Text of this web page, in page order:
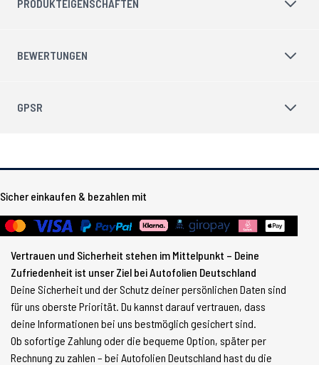
PRODUKTEIGENSCHAFTEN
BEWERTUNGEN
GPSR
Sicher einkaufen & bezahlen mit
Vertrauen und Sicherheit stehen im Mittelpunkt – Deine
Zufriedenheit ist unser Ziel bei Autofolien Deutschland
Deine Sicherheit und der Schutz deiner persönlichen Daten sind
für uns oberste Priorität. Du kannst darauf vertrauen, dass
deine Informationen bei uns bestmöglich gesichert sind.
Ob sofortige Zahlung oder die bequeme Option, später per
Rechnung zu zahlen – bei Autofolien Deutschland hast du die